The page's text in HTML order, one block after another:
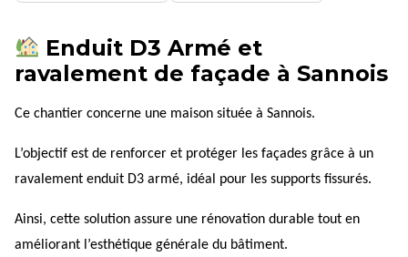
Enduit D3 Armé et
ravalement de façade à Sannois
Ce chantier concerne une maison située à Sannois.
L’objectif est de renforcer et protéger les façades grâce à un
ravalement enduit D3 armé, idéal pour les supports fissurés.
Ainsi, cette solution assure une rénovation durable tout en
améliorant l’esthétique générale du bâtiment.